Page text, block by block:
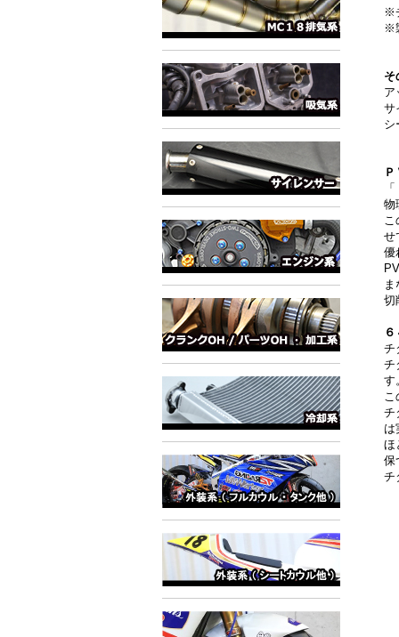
※
※
そ
シ
物
こ
せ
優
切
チ
チ
す
こ
チ
は
ほ
保
チ